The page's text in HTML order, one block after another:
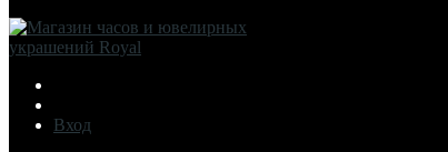
Вход